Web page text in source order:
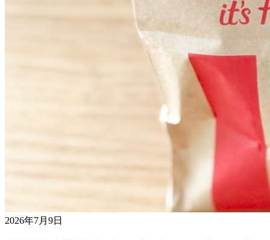
2026年7月9日